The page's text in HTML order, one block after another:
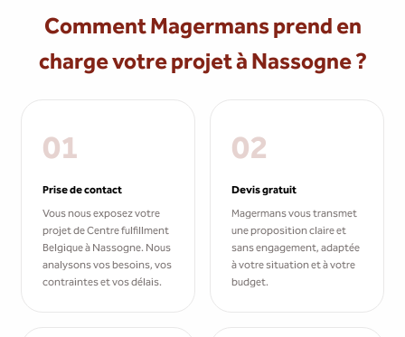
Comment Magermans prend en
charge votre projet à Nassogne ?
01
Prise de contact
Vous nous exposez votre
projet de Centre fulfillment
Belgique à Nassogne. Nous
analysons vos besoins, vos
contraintes et vos délais.
02
Devis gratuit
Magermans vous transmet
une proposition claire et
sans engagement, adaptée
à votre situation et à votre
budget.